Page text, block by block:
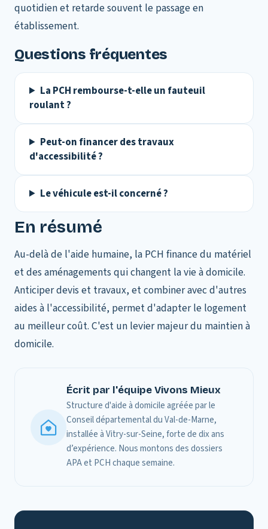
quotidien et retarde souvent le passage en
établissement.
Questions fréquentes
La PCH rembourse-t-elle un fauteuil
roulant ?
Peut-on financer des travaux
d'accessibilité ?
Le véhicule est-il concerné ?
En résumé
Au-delà de l'aide humaine, la PCH finance du matériel
et des aménagements qui changent la vie à domicile.
Anticiper devis et travaux, et combiner avec d'autres
aides à l'accessibilité, permet d'adapter le logement
au meilleur coût. C'est un levier majeur du maintien à
domicile.
Écrit par l'équipe Vivons Mieux
Structure d'aide à domicile agréée par le
Conseil départemental du Val-de-Marne,
installée à Vitry-sur-Seine, forte de dix ans
d’expérience. Nous montons des dossiers
APA et PCH chaque semaine.